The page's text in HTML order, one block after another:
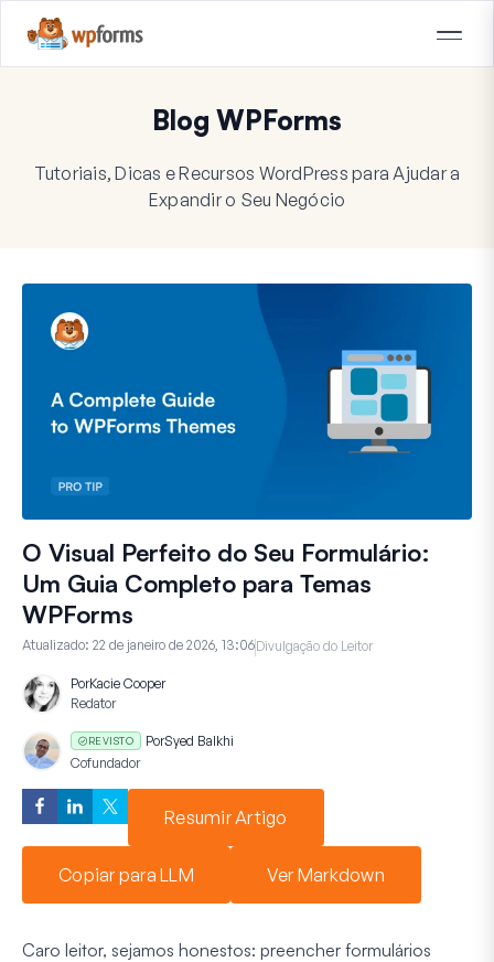
Blog WPForms
Tutoriais, Dicas e Recursos WordPress para Ajudar a
Expandir o Seu Negócio
O Visual Perfeito do Seu Formulário:
Um Guia Completo para Temas
WPForms
Atualizado: 22 de janeiro de 2026, 13:06Divulgação do Leitor
PorKacie Cooper
Redator
REVISTO PorSyed Balkhi
Cofundador
Resumir Artigo
Copiar para LLM Ver Markdown
Caro leitor, sejamos honestos: preencher formulários